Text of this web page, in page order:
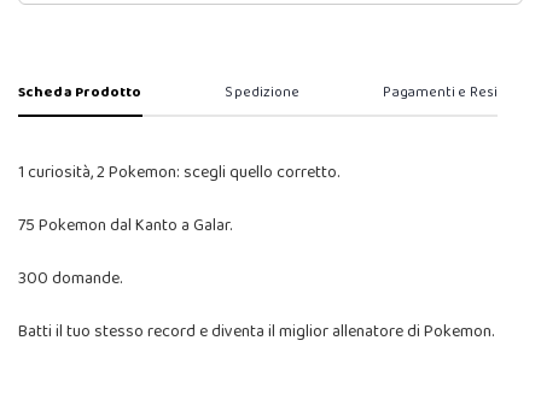
Scheda Prodotto Spedizione Pagamenti e Resi
1 curiosità, 2 Pokemon: scegli quello corretto.
75 Pokemon dal Kanto a Galar.
300 domande.
Batti il tuo stesso record e diventa il miglior allenatore di Pokemon.